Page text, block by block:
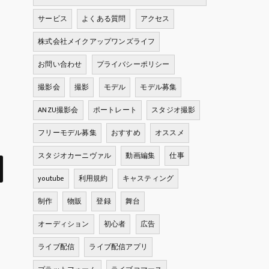
サービス
よくある質問
アクセス
株式会社メイクアップワンズライフ
お問い合わせ
プライバシーポリシー
撮影会
撮影 モデル
モデル募集
ANZU撮影会
ポートレート
スタジオ撮影
フリーモデル募集
おすすめ
オススメ
スタジオカーニヴァル
動画編集
仕事
youtube
利用規約
キャスティング
制作
物販 登録
舞台
オーディション
初心者
広告
ライブ配信
ライブ配信アプリ